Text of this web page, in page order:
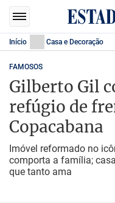
Início Casa e Decoração
FAMOSOS
Gilberto Gil
refúgio de
Copacabana
Imóvel reformado no
comporta a família;
que tanto ama